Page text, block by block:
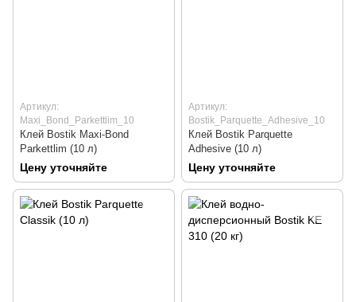
Артикул:
Maxi_Bond_Parkettlim_10
Клей Bostik Maxi-Bond
Parkettlim (10 л)
Цену уточняйте
Артикул:
Bostik_Parquette_Adhesive_10
Клей Bostik Parquette
Adhesive (10 л)
Цену уточняйте